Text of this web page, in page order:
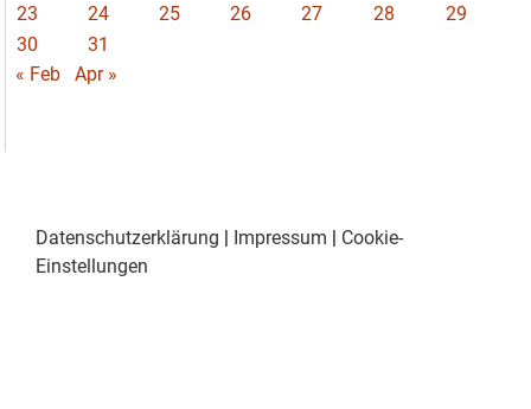
23
24 25 26 27 28
29
30
31
« Feb
Apr »
Datenschutzerklärung | Impressum | Cookie-
Einstellungen